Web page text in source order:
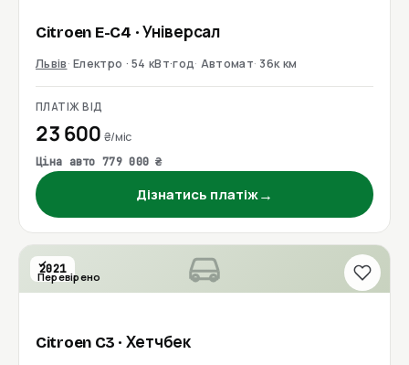
Citroen E-C4 · Універсал
Львів Електро · 54 кВт·год Автомат 36к км
ПЛАТІЖ ВІД
23 600 ₴/міс
Ціна авто 779 000 ₴
Дізнатись платіж→
2021
Перевірено
Citroen C3 · Хетчбек